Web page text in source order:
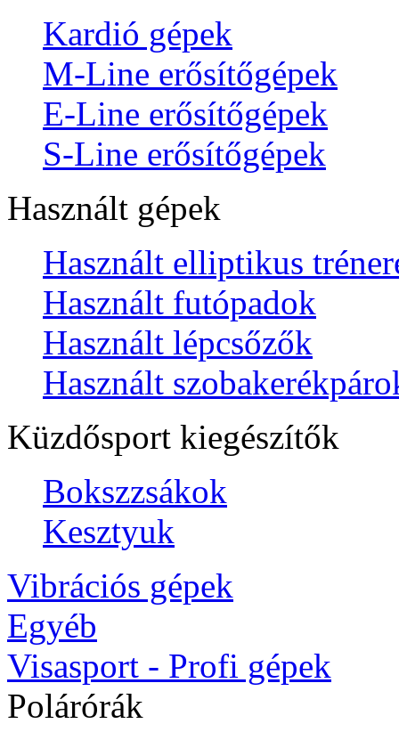
Kardió gépek
M-Line erősítőgépek
E-Line erősítőgépek
S-Line erősítőgépek
Használt gépek
Használt elliptikus
Használt futópadok
Használt lépcsőzők
Használt
Küzdősport kiegészítők
Bokszzsákok
Kesztyuk
Vibrációs gépek
Egyéb
Visasport - Profi gépek
Polárórák